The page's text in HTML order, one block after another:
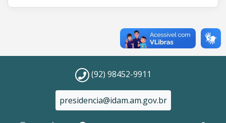
(92) 98452-9911
presidencia@idam.am.gov.br